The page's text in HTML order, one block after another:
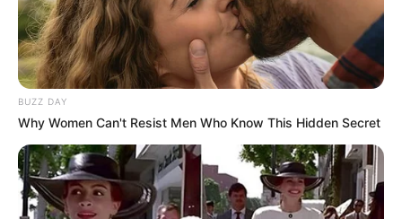
BUZZ DAY
Why Women Can't Resist Men Who Know This Hidden Secret